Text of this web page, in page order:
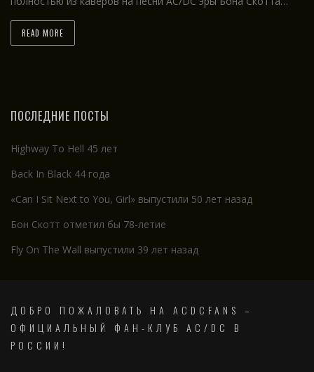
READ MORE
ПОСЛЕДНИЕ ПОСТЫ
Highway To Hell 45 лет
Back In Black 44 года
«Can I Sit Next to You, Girl» выпустили 50 лет назад
Бон Скотт отметил бы 78-летие
Fly On The Wall выпустили 39 лет назад
ДОБРО ПОЖАЛОВАТЬ НА ACDCFANS –
ОФИЦИАЛЬНЫЙ ФАН-КЛУБ AC/DC В
РОССИИ!